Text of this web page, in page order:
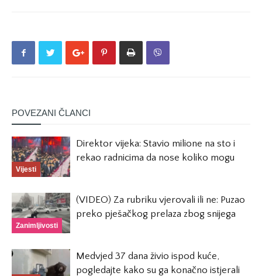
POVEZANI ČLANCI
Vijesti
Direktor vijeka: Stavio milione na sto i
rekao radnicima da nose koliko mogu
Zanimljivosti
(VIDEO) Za rubriku vjerovali ili ne: Puzao
preko pješačkog prelaza zbog snijega
Medvjed 37 dana živio ispod kuće,
pogledajte kako su ga konačno istjerali